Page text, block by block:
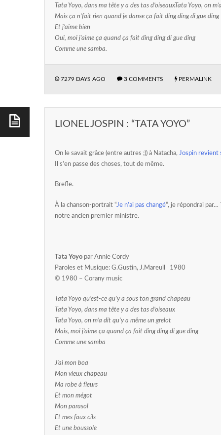
Tata Yoyo, dans ma tête y a des tas d’oiseauxTata Yoyo, on
Mais ça n’fait rien quand je danse ça fait ding ding di gue ding
Et j’aime bien
Oui, moi j’aime ça quand ça fait ding ding di gue ding
Comme une samba.
7279 DAYS AGO 3 COMMENTS PERMALINK
LIONEL JOSPIN : “TATA YOYO”
On le savait grâce (entre autres ;)) à Natacha, Jospin revient
Il s’en passe des choses, tout de même.
Brefle.
À la chanson-portrait “Je n’ai pas changé“, je répondrai par…
notre ancien premier ministre.
Tata Yoyo par Annie Cordy
Paroles et Musique: G.Gustin, J.Mareuil 1980
© 1980 – Corany music
Tata Yoyo qu’est-ce qu’y a sous ton grand chapeau
Tata Yoyo, dans ma tête y a des tas d’oiseaux
Tata Yoyo, on m’a dit qu’y a même un grelot
Mais, moi j’aime ça quand ça fait ding ding di gue ding
Comme une samba
J’ai mon boa
Mon vieux chapeau
Ma robe à fleurs
Et mon mégot
Mon parasol
Et mes faux cils
Et une boussole